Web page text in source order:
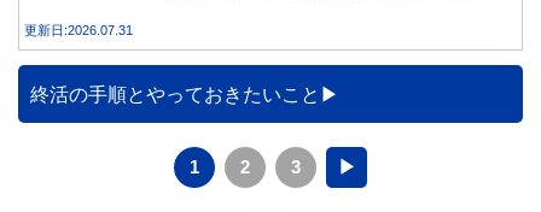
族が行うべき手続きについて分かりやすく解説します。
更新日:2026.07.31
終活の手順とやっておきたいこと
1 2 3 ▶